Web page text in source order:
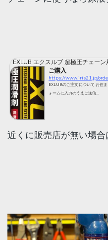
EXLUB エクスルブ 超極圧チェー
ご購入
https://www.iris21.jp/
EXLUBのご注文について お住
ォームに入力のうえご送信…
近くに販売店が無い場